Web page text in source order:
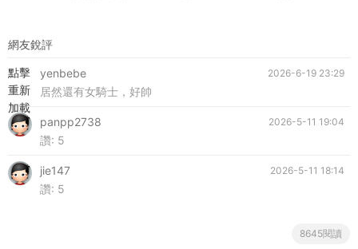
網友銳評
點擊
重新
加載
2026-6-19 23:29
yenbebe
居然還有女騎士，好帥
2026-5-11 19:04
panpp2738
讚: 5
2026-5-11 18:14
jie147
讚: 5
8645閱讀